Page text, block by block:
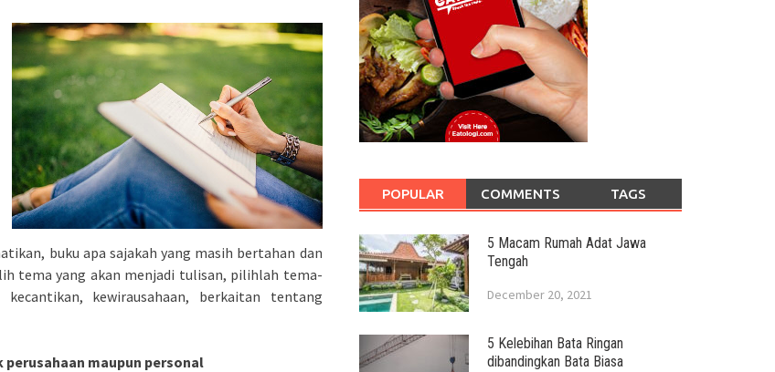
buku apa sajakah yang masih bertahan dan
tema yang akan menjadi tulisan, pilihlah tema-
kewirausahaan, berkaitan tentang
maupun personal
POPULAR COMMENTS TAGS
5 Macam Rumah Adat Jawa
Tengah
December 20, 2021
5 Kelebihan Bata Ringan
dibandingkan Bata Biasa